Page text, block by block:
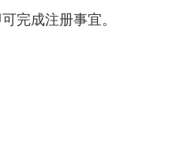
完成注册事宜。